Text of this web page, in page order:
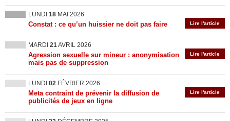
LUNDI 18 MAI 2026
Lire l'article
Constat : ce qu’un huissier ne doit pas faire
MARDI 21AVRIL 2026
Lire l'article
Agression sexuelle sur mineur : anonymisation
mais pas de suppression
LUNDI 02 FÉVRIER 2026
Lire l'article
Meta contraint de prévenir la diffusion de
publicités de jeux en ligne